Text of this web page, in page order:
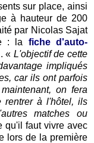
sur place, ainsi
à hauteur de 200
par Nicolas Sajat
: la fiche d'auto-
« L'objectif de cette
impliqués
car ils ont parfois
on fera
rentrer à l'hôtel, ils
matches ou
qu'il faut vivre avec
lors de la première